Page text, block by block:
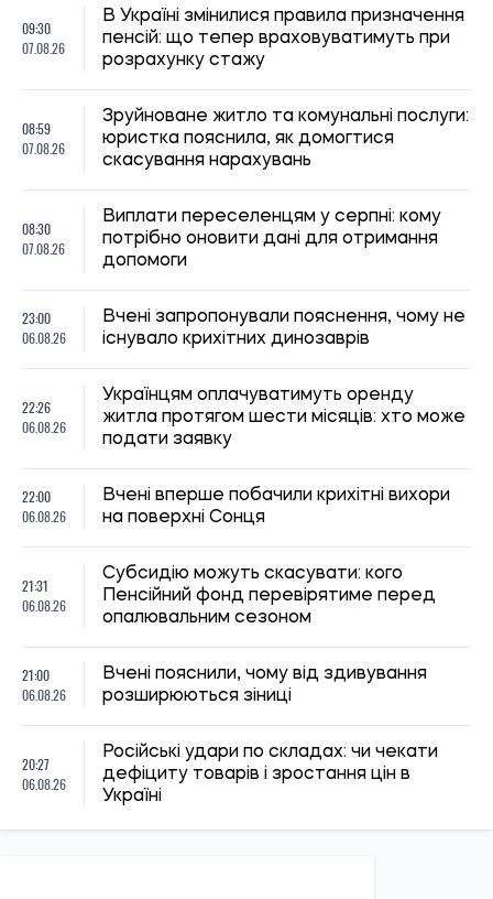
09:30
07.08.26
В Україні змінилися правила призначення
пенсій: що тепер враховуватимуть при
розрахунку стажу
08:59
07.08.26
Зруйноване житло та комунальні послуги:
юристка пояснила, як домогтися
скасування нарахувань
08:30
07.08.26
Виплати переселенцям у серпні: кому
потрібно оновити дані для отримання
допомоги
23:00
06.08.26
Вчені запропонували пояснення, чому не
існувало крихітних динозаврів
22:26
06.08.26
Українцям оплачуватимуть оренду
житла протягом шести місяців: хто може
подати заявку
22:00
06.08.26
Вчені вперше побачили крихітні вихори
на поверхні Сонця
21:31
06.08.26
Субсидію можуть скасувати: кого
Пенсійний фонд перевірятиме перед
опалювальним сезоном
21:00
06.08.26
Вчені пояснили, чому від здивування
розширюються зіниці
20:27
06.08.26
Російські удари по складах: чи чекати
дефіциту товарів і зростання цін в
Україні